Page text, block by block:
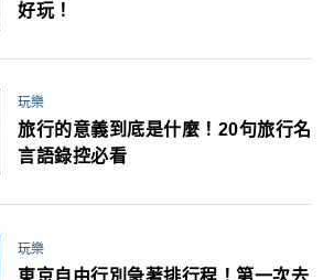
好玩！
玩樂
旅行的意義到底是什麼！20句旅行名
言語錄控必看
玩樂
東京自由行別急著排行程！第一次去